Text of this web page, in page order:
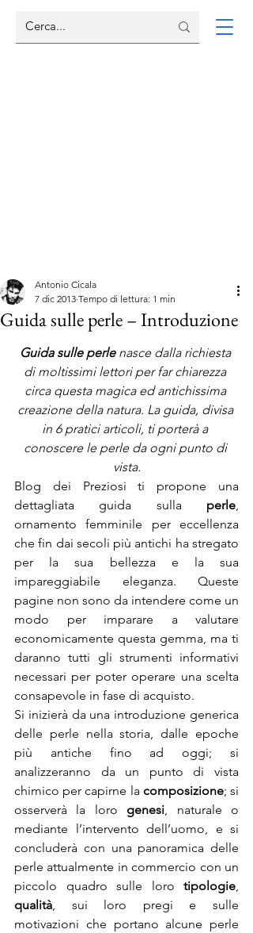
Guida sulle perle – Introduzione
Antonio Cicala
7 dic 2013 Tempo di lettura: 1 min
Guida sulle perle nasce dalla richiesta
di moltissimi lettori per far chiarezza
circa questa magica ed antichissima
creazione della natura. La guida, divisa
in 6 pratici articoli, ti porterà a
conoscere le perle da ogni punto di
vista.
Blog dei Preziosi ti propone una
dettagliata guida sulla perle,
ornamento femminile per eccellenza
che fin dai secoli più antichi ha stregato
per la sua bellezza e la sua
impareggiabile eleganza. Queste
pagine non sono da intendere come un
modo per imparare a valutare
economicamente questa gemma, ma ti
daranno tutti gli strumenti informativi
necessari per poter operare una scelta
consapevole in fase di acquisto.
Si inizierà da una introduzione generica
delle perle nella storia, dalle epoche
più antiche fino ad oggi; si
analizzeranno da un punto di vista
chimico per capirne la composizione; si
osserverà la loro genesi, naturale o
mediante l’intervento dell’uomo, e si
concluderà con una panoramica delle
perle attualmente in commercio con un
piccolo quadro sulle loro tipologie
qualità, sui loro pregi e sulle
motivazioni che portano alcune perle